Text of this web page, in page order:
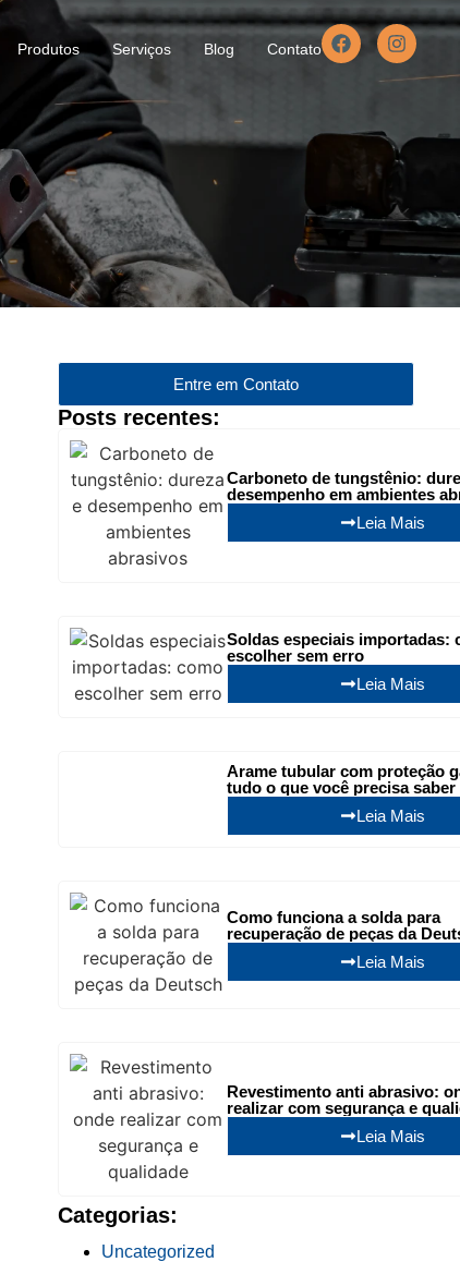
Produtos Serviços Blog Contato
Entre em Contato
Posts recentes:
Carboneto de tungstênio:
desempenho em ambientes
Leia Mais
Soldas especiais importadas:
escolher sem erro
Leia Mais
Arame tubular com proteção
tudo o que você precisa saber
Leia Mais
Como funciona a solda para
recuperação de peças da
Leia Mais
Revestimento anti abrasivo:
realizar com segurança e
Leia Mais
Categorias:
Uncategorized